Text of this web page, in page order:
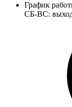
График
СБ-ВС: